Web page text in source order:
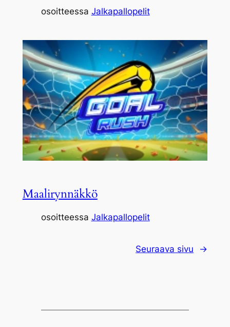
osoitteessa Jalkapallopelit
Maalirynnäkkö
osoitteessa Jalkapallopelit
Seuraava sivu →